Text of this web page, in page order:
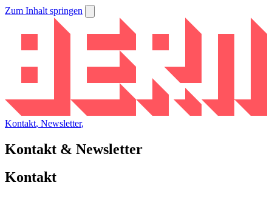
Zum Inhalt springen
Kontakt, Newsletter,
Kontakt & Newsletter
Kontakt